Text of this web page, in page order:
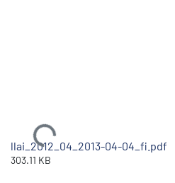
Ladataan...
llai_2012_04_2013-04-04_fi.pdf
303.11 KB